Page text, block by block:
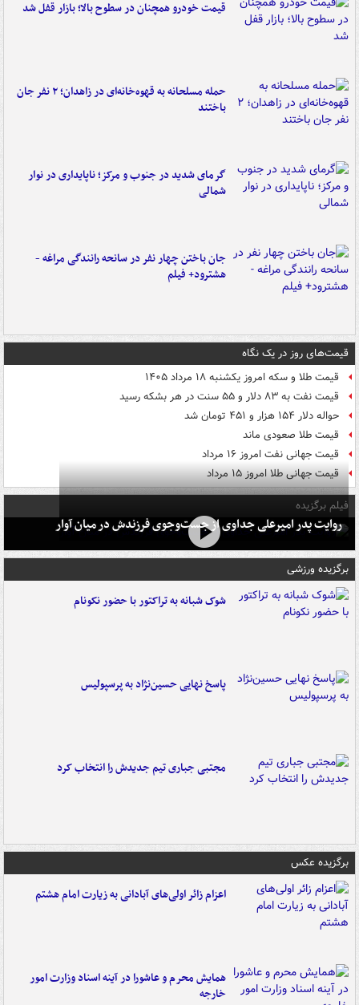
قیمت خودرو همچنان در سطوح بالا؛ بازار قفل شد
حمله مسلحانه به قهوه‌خانه‌ای در زاهدان؛ ۲ نفر جان
باختند
گرمای شدید در جنوب و مرکز؛ ناپایداری در نوار
شمالی
جان باختن چهار نفر در سانحه رانندگی مراغه -
هشترود+ فیلم
قیمت‌های روز در یک نگاه
قیمت طلا و سکه امروز یکشنبه ۱۸ مرداد ۱۴۰۵
قیمت نفت به ۸۳ دلار و ۵۵ سنت در هر بشکه رسید
حواله دلار ۱۵۴ هزار و ۴۵۱ تومان شد
قیمت طلا صعودی ماند
قیمت جهانی نفت امروز ۱۶ مرداد
قیمت جهانی طلا امروز ۱۵ مرداد
فیلم برگزیده
روایت پدر امیرعلی جداوی از جست‌وجوی فرزندش در میان آوار
برگزیده ورزشی
شوک شبانه به تراکتور با حضور نکونام
پاسخ نهایی حسین‌نژاد به پرسپولیس
مجتبی جباری تیم جدیدش را انتخاب کرد
برگزیده عکس
اعزام زائر اولی‌های آبادانی به زیارت امام هشتم
همایش محرم و عاشورا در آینه اسناد وزارت امور
خارجه